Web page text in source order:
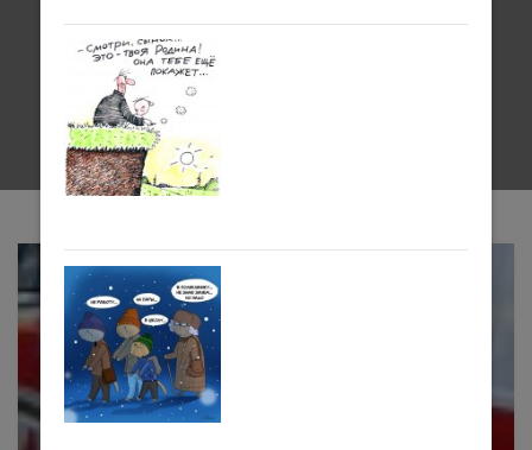
Метка:
оборудование